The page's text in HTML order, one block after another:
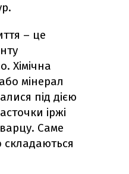
– це
Хімічна
мінерал
під дією
іржі
Саме
складаються